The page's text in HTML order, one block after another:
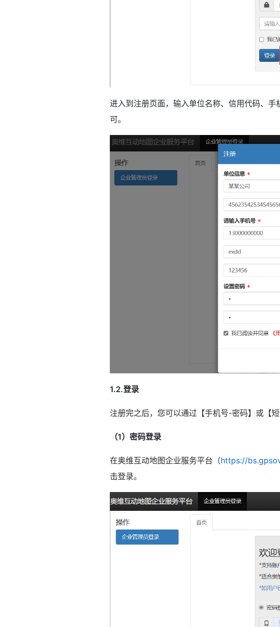
进入到注册页面，输入单位名称、信用代码、
可。
1.2.登录
注册完之后，您可以通过【手机号-密码】或【
（1）密码登录
在奥维互动地图企业服务平台（https://
击登录。